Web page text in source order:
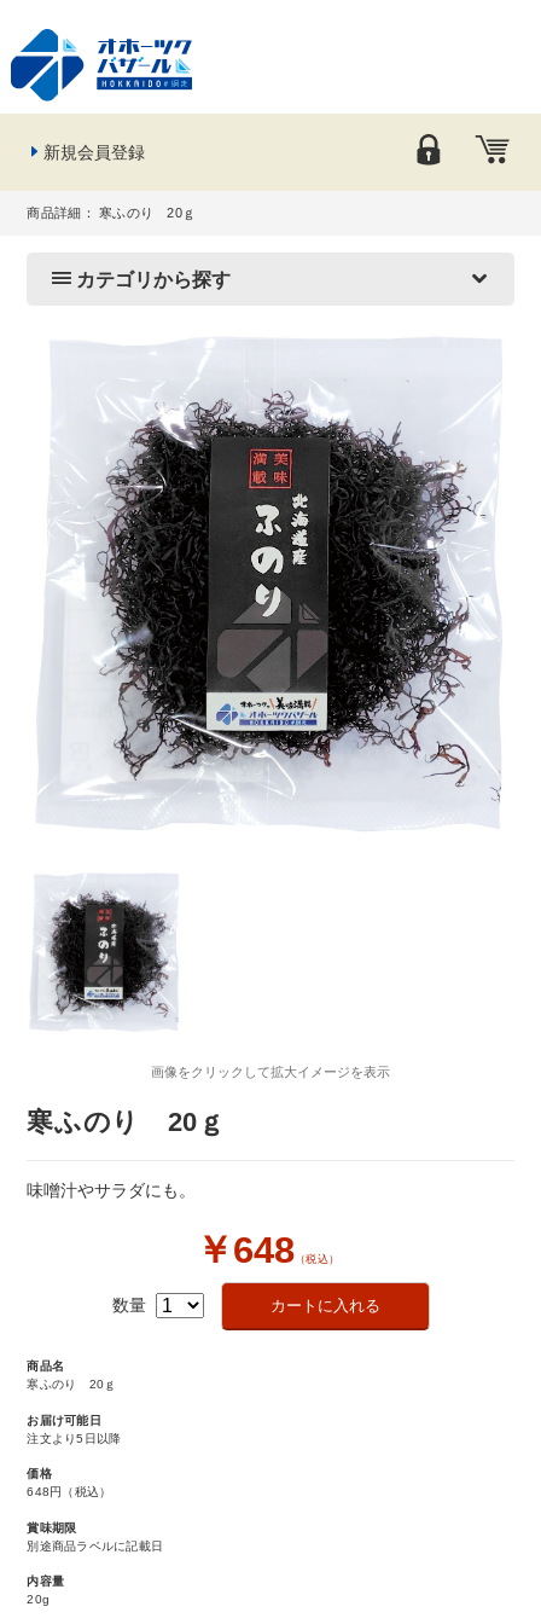
新規会員登録
商品詳細： 寒ふのり 20ｇ
カテゴリから探す
画像をクリックして拡大イメージを表示
寒ふのり 20ｇ
味噌汁やサラダにも。
￥648 （税込）
数量
商品名
寒ふのり 20ｇ
お届け可能日
注文より5日以降
価格
648円
（税込）
賞味期限
別途商品ラベルに記載日
内容量
20g